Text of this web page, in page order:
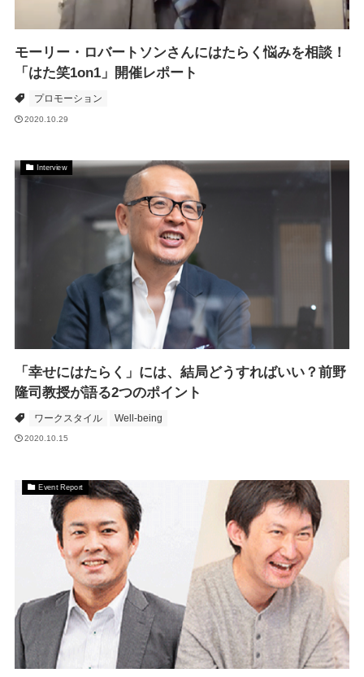
モーリー・ロバートソンさんにはたらく悩みを相談！
「はた笑1on1」開催レポート
プロモーション
2020.10.29
Interview
「幸せにはたらく」には、結局どうすればいい？前野
隆司教授が語る2つのポイント
ワークスタイル Well-being
2020.10.15
Event Report